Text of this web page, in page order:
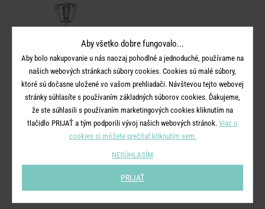
MILK MAID
Aby všetko dobre fungovalo...
Aby bolo nakupovanie u nás naozaj pohodlné a jednoduché, používame na
našich webových stránkach súbory cookies. Cookies sú malé súbory,
ktoré sú dočasne uložené vo vašom prehliadači. Návštevou tejto webovej
stránky súhlasíte s používaním základných súborov cookies. Ďakujeme,
že ste súhlasili s používaním marketingových cookies kliknutím na
tlačidlo PRIJAŤ a tým podporili vývoj našich webových stránok. Viac o
cookies si môžete prečítať kliknutím sem.
NESÚHLASÍM
PRIJAŤ